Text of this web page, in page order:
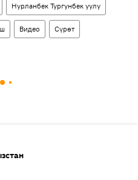
Нурланбек Тургунбек уулу
Видео Сүрөт